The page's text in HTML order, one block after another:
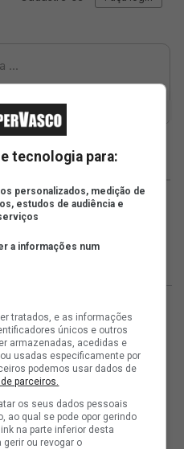
tecnologia para:
personalizados, medição de
estudos de audiência e
a informações num
tratados, e as informações
únicos e outros
armazenadas, acedidas e
usadas especificamente por
podemos usar dados de
parceiros.
os seus dados pessoais
ao qual se pode opor gerindo
na parte inferior desta
gerir ou revogar o